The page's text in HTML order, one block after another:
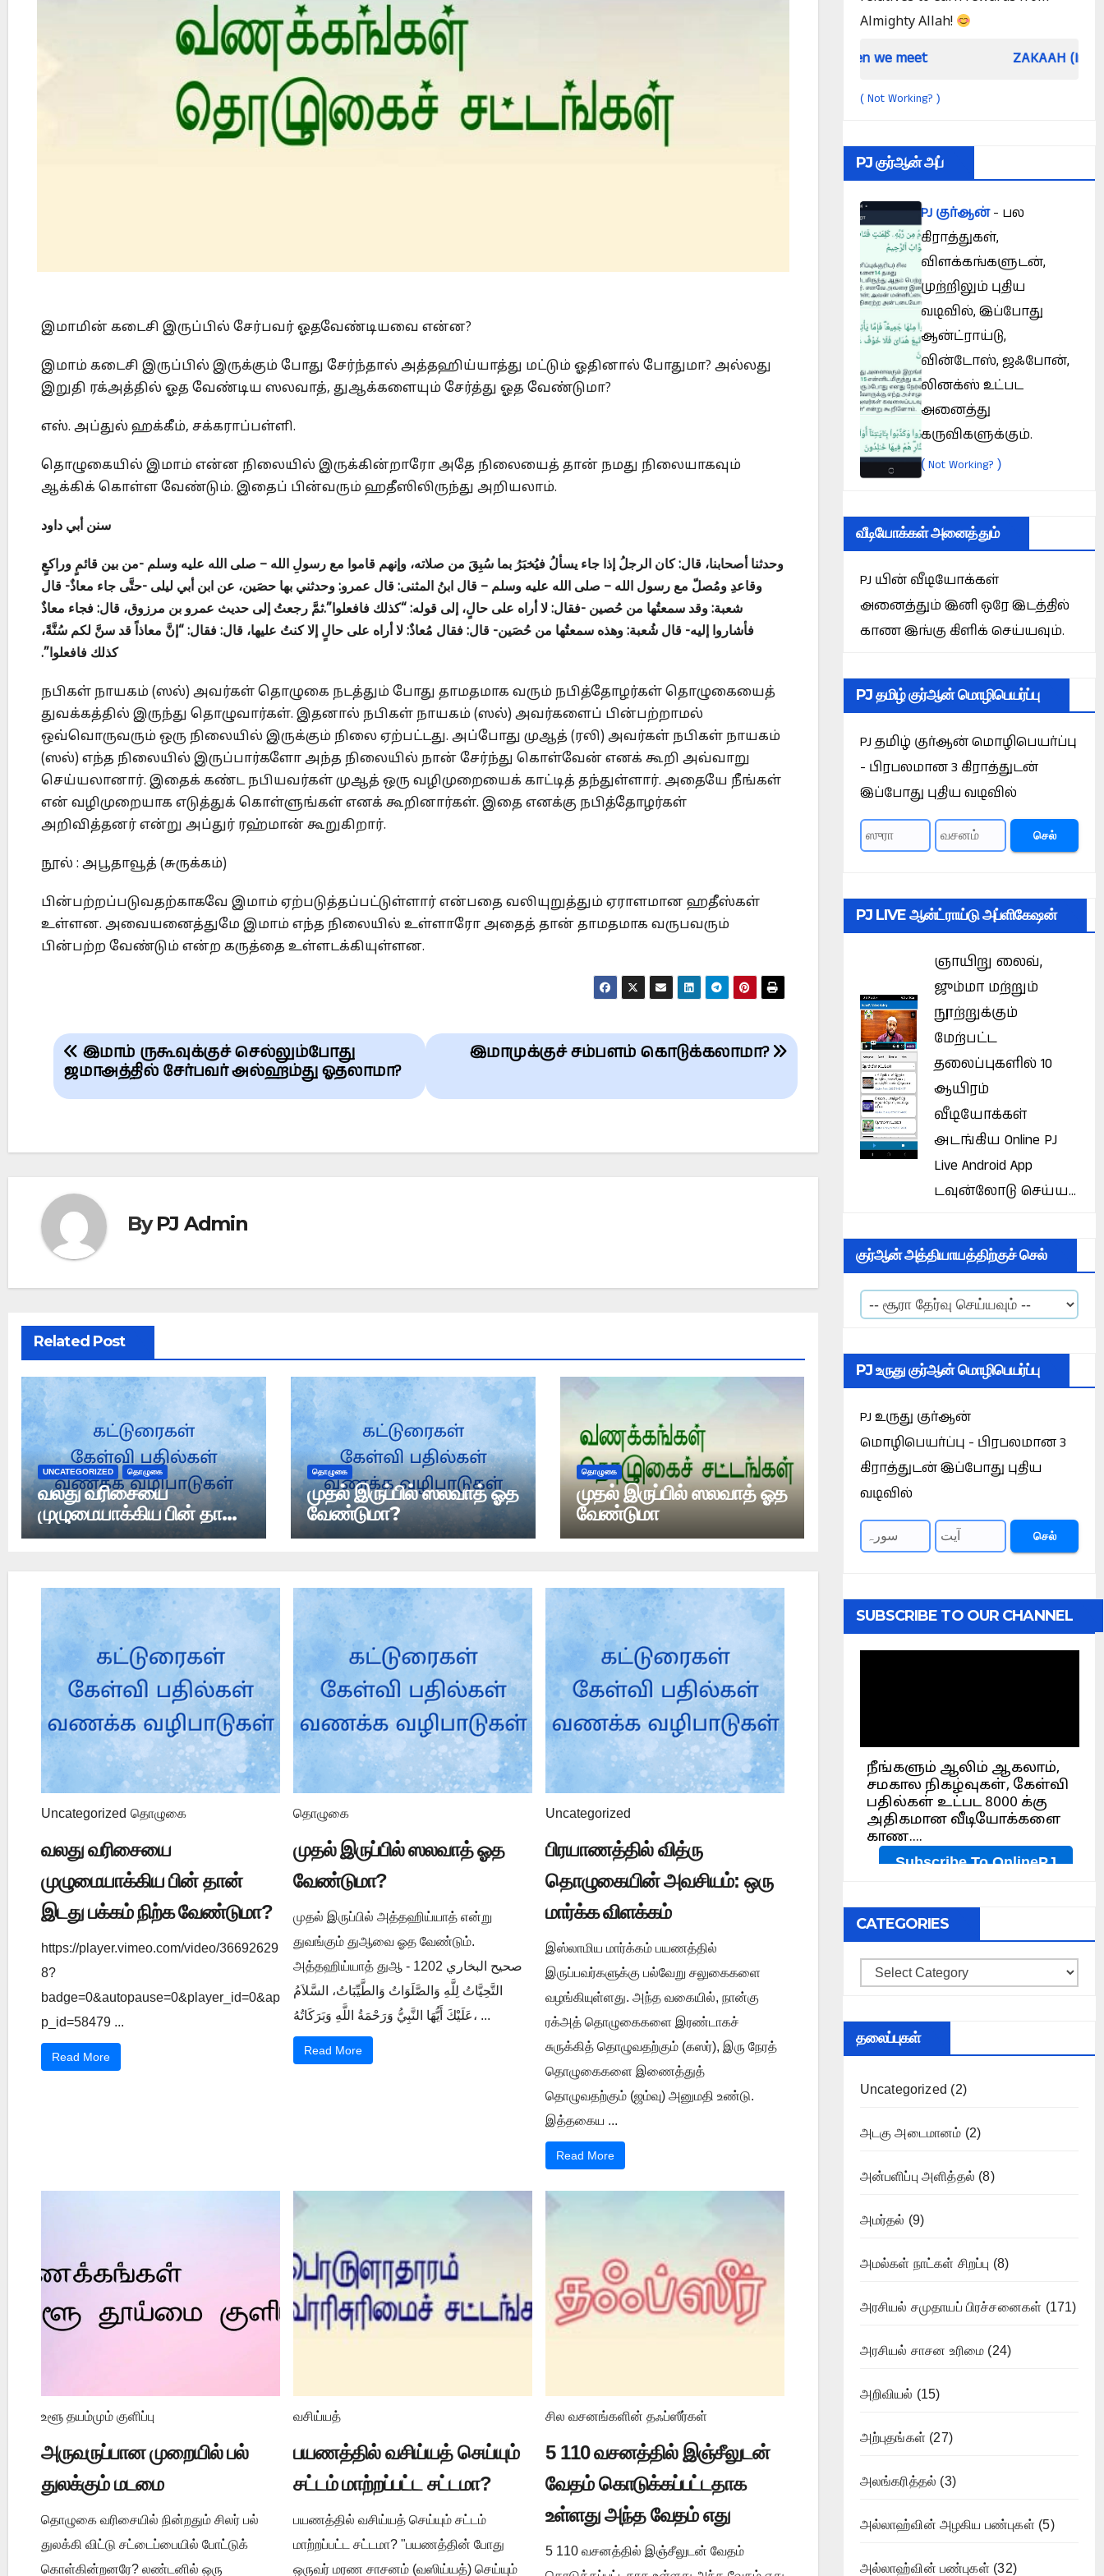
இமாமின் கடைசி இருப்பில் சேர்பவர் ஓதவேண்டியவை என்ன?
இமாம் கடைசி இருப்பில் இருக்கும் போது சேர்ந்தால் அத்தஹிய்யாத்து மட்டும் ஓதினால் போதுமா? அல்லது
இறுதி ரக்அத்தில் ஓத வேண்டிய ஸலவாத், துஆக்களையும் சேர்த்து ஓத வேண்டுமா?
எஸ். அப்துல் ஹக்கீம், சக்கராப்பள்ளி.
தொழுகையில் இமாம் என்ன நிலையில் இருக்கின்றாரோ அதே நிலையைத் தான் நமது நிலையாகவும்
ஆக்கிக் கொள்ள வேண்டும். இதைப் பின்வரும் ஹதீஸிலிருந்து அறியலாம்.
سنن أبي داود
وحدثنا أصحابنا، قال: كان الرجلُ إذا جاء يسألُ فيُخبَرُ بما سُبِقَ من صلاته، وإنهم قاموا مع رسولِ الله – صلى الله عليه وسلم -من بين قائمٍ وراكعٍ
وقاعدِ ومُصلّ مع رسول الله – صلى الله عليه وسلم – قال ابنُ المثنى: قال عمرو: وحدثني بها حصَين، عن ابن أبي ليلى -حتَّى جاء معاذٌ- قال
شعبة: وقد سمعتُها من حُصين -فقال: لا أراه على حالٍ، إلى قوله: “كذلك فافعلوا”.ثمَّ رجعتُ إلى حديث عمرو بن مرزوق، قال: فجاء معاذٌ
فأشاروا إليه- قال شُعبة: وهذه سمعتُها من حُصَين- قال: فقال مُعاذٌ: لا أراه على حالٍ إلا كنتُ عليها، قال: فقال: “إنَّ معاذاً قد سنَّ لكم سُنَّةً،
كذلك فافعلوا”.
நபிகள் நாயகம் (ஸல்) அவர்கள் தொழுகை நடத்தும் போது தாமதமாக வரும் நபித்தோழர்கள் தொழுகையைத்
துவக்கத்தில் இருந்து தொழுவார்கள். இதனால் நபிகள் நாயகம் (ஸல்) அவர்களைப் பின்பற்றாமல்
ஒவ்வொருவரும் ஒரு நிலையில் இருக்கும் நிலை ஏற்பட்டது. அப்போது முஆத் (ரலி) அவர்கள் நபிகள் நாயகம்
(ஸல்) எந்த நிலையில் இருப்பார்களோ அந்த நிலையில் நான் சேர்ந்து கொள்வேன் எனக் கூறி அவ்வாறு
செய்யலானார். இதைக் கண்ட நபியவர்கள் முஆத் ஒரு வழிமுறையைக் காட்டித் தந்துள்ளார். அதையே நீங்கள்
என் வழிமுறையாக எடுத்துக் கொள்ளுங்கள் எனக் கூறினார்கள். இதை எனக்கு நபித்தோழர்கள்
அறிவித்தனர் என்று அப்துர் ரஹ்மான் கூறுகிறார்.
நூல் : அபூதாவூத் (சுருக்கம்)
பின்பற்றப்படுவதற்காகவே இமாம் ஏற்படுத்தப்பட்டுள்ளார் என்பதை வலியுறுத்தும் ஏராளமான ஹதீஸ்கள்
உள்ளன. அவையனைத்துமே இமாம் எந்த நிலையில் உள்ளாரோ அதைத் தான் தாமதமாக வருபவரும்
பின்பற்ற வேண்டும் என்ற கருத்தை உள்ளடக்கியுள்ளன.
Post
navigation
இமாமுக்குச் சம்பளம் கொடுக்கலாமா?
இமாம் ருகூவுக்குச் செல்லும்போது
ஜமாஅத்தில் சேர்பவர் அல்ஹம்து ஓதலாமா?
ByPJ Admin
Related Post
UNCATEGORIZED தொழுகை
வலது வரிசையை
முழுமையாக்கிய பின் தான்
இடது பக்கம் நிற்க
தொழுகை
முதல் இருப்பில் ஸலவாத் ஓத
வேண்டுமா?
தொழுகை
முதல் இருப்பில் ஸலவாத் ஓத
வேண்டுமா
Uncategorized தொழுகை
வலது வரிசையை
முழுமையாக்கிய பின் தான்
இடது பக்கம் நிற்க வேண்டுமா?
https://player.vimeo.com/video/36692629
8?
badge=0&autopause=0&player_id=0&ap
p_id=58479 ...
Read More
தொழுகை
முதல் இருப்பில் ஸலவாத் ஓத
வேண்டுமா?
முதல் இருப்பில் அத்தஹிய்யாத் என்று
துவங்கும் துஆவை ஓத வேண்டும்.
அத்தஹிய்யாத் துஆ صحيح البخاري 1202 -
التَّحِيَّاتُ لِلَّهِ وَالصَّلَوَاتُ وَالطَّيِّبَاتُ، السَّلاَمُ
عَلَيْكَ أَيُّهَا النَّبِيُّ وَرَحْمَةُ اللَّهِ وَبَرَكَاتُهُ، ...
Read More
Uncategorized
பிரயாணத்தில் வித்ரு
தொழுகையின் அவசியம்: ஒரு
மார்க்க விளக்கம்
இஸ்லாமிய மார்க்கம் பயணத்தில்
இருப்பவர்களுக்கு பல்வேறு சலுகைகளை
வழங்கியுள்ளது. அந்த வகையில், நான்கு
ரக்அத் தொழுகைகளை இரண்டாகச்
சுருக்கித் தொழுவதற்கும் (கஸர்), இரு நேரத்
தொழுகைகளை இணைத்துத்
தொழுவதற்கும் (ஜம்வு) அனுமதி உண்டு.
இத்தகைய ...
Read More
உளூ தயம்மும் குளிப்பு
அருவருப்பான முறையில் பல்
துலக்கும் மடமை
தொழுகை வரிசையில் நின்றதும் சிலர் பல்
துலக்கி விட்டு சட்டைப்பையில் போட்டுக்
கொள்கின்றனரே? லண்டனில் ஒரு
வசிய்யத்
பயணத்தில் வசிய்யத் செய்யும்
சட்டம் மாற்றப்பட்ட சட்டமா?
பயணத்தில் வசிய்யத் செய்யும் சட்டம்
மாற்றப்பட்ட சட்டமா? "பயணத்தின் போது
ஒருவர் மரண சாசனம் (வஸிய்யத்) செய்யும்
சில வசனங்களின் தஃப்ஸீர்கள்
5 110 வசனத்தில் இஞ்சீலுடன்
வேதம் கொடுக்கப்பட்டதாக
உள்ளது அந்த வேதம் எது
5 110 வசனத்தில் இஞ்சீலுடன் வேதம்
Almighty Allah!
Did Jesus Resurrect on Sunday or Monday? Is Prophet Muhammad superior to Jesus? ZAKAAH (In the light of Qur
( Not Working? )
PJ குர்ஆன் அப்
PJ குர்ஆன்- பல
கிராத்துகள்,
விளக்கங்களுடன்,
முற்றிலும் புதிய
வடிவில், இப்போது
ஆன்ட்ராய்டு,
வின்டோஸ், ஜஃபோன்,
லினக்ஸ் உட்பட
அனைத்து
கருவிகளுக்கும்.
(Not Working? )
வீடியோக்கள் அனைத்தும்
PJ யின் வீடியோக்கள்
அனைத்தும் இனி ஒரே இடத்தில்
காண இங்கு கிளிக் செய்யவும்.
PJ தமிழ் குர்ஆன் மொழிபெயர்ப்பு
PJ தமிழ் குர்ஆன் மொழிபெயர்ப்பு
- பிரபலமான 3 கிராத்துடன்
இப்போது புதிய வடிவில்
செல்
PJ LIVE ஆன்ட்ராய்டு அப்ளிகேஷன்
ஞாயிறு லைவ்,
ஜும்மா மற்றும்
நூற்றுக்கும்
மேற்பட்ட
தலைப்புகளில் 10
ஆயிரம்
வீடியோக்கள்
அடங்கிய Online PJ
Live Android App
டவுன்லோடு செய்ய...
குர்ஆன் அத்தியாயத்திற்குச் செல்
PJ உருது குர்ஆன் மொழிபெயர்ப்பு
PJ உருது குர்ஆன்
மொழிபெயர்ப்பு - பிரபலமான 3
கிராத்துடன் இப்போது புதிய
வடிவில்
செல்
SUBSCRIBE TO OUR CHANNEL
CATEGORIES
Categories
தலைப்புகள்
Uncategorized (2)
அடகு அடைமானம் (2)
அன்பளிப்பு அளித்தல் (8)
அமர்தல் (9)
அமல்கள் நாட்கள் சிறப்பு (8)
அரசியல் சமுதாயப் பிரச்சனைகள் (171)
அரசியல் சாசன உரிமை (24)
அறிவியல் (15)
அற்புதங்கள் (27)
அலங்கரித்தல் (3)
அல்லாஹ்வின் அழகிய பண்புகள் (5)
அல்லாஹ்வின் பண்புகள் (32)